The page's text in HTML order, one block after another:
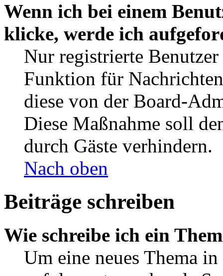
Wenn ich bei einem
klicke, werde ich
Nur registrierte
Funktion für
diese von der Board-
Diese Maßnahme soll
durch Gäste verhindern.
Nach oben
Beiträge schreiben
Wie schreibe ich ein
Um eine neues Thema